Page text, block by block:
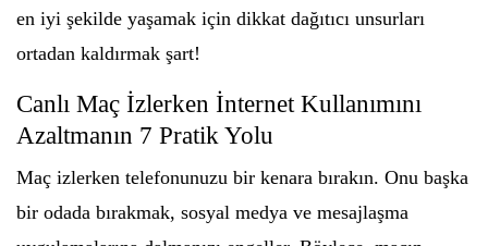
en iyi şekilde yaşamak için dikkat dağıtıcı unsurları
ortadan kaldırmak şart!
Canlı Maç İzlerken İnternet Kullanımını
Azaltmanın 7 Pratik Yolu
Maç izlerken telefonunuzu bir kenara bırakın. Onu başka
bir odada bırakmak, sosyal medya ve mesajlaşma